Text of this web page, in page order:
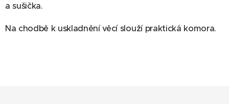
a sušička.
Na chodbě k uskladnění věcí slouží praktická komora.